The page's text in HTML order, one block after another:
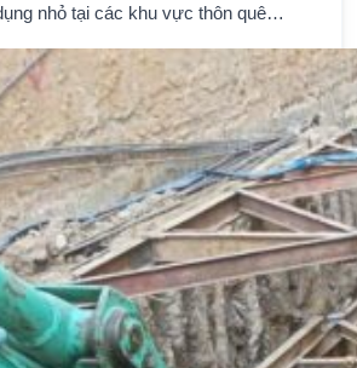
nhỏ tại các khu vực thôn quê…